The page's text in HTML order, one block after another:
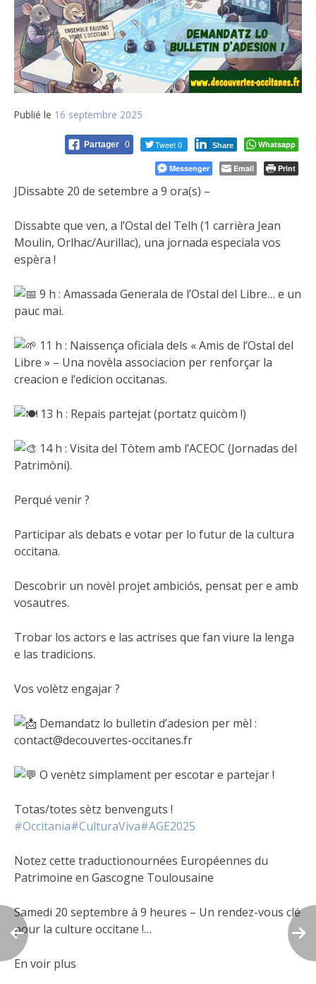
Publié le 16 septembre 2025
Partager 0 Tweet 0 Share Whatsapp
Messenger Email Print
JDissabte 20 de setembre a 9 ora(s) –
Dissabte que ven, a l’Ostal del Telh (1 carrièra Jean
Moulin, Orlhac/Aurillac), una jornada especiala vos
espèra !
9 h : Amassada Generala de l’Ostal del Libre… e un
pauc mai.
11 h : Naissença oficiala dels « Amis de l’Ostal del
Libre » – Una novèla associacion per renforçar la
creacion e l’edicion occitanas.
13 h : Repais partejat (portatz quicòm !)
14 h : Visita del Tòtem amb l’ACEOC (Jornadas del
Patrimòni).
Perqué venir ?
Participar als debats e votar per lo futur de la cultura
occitana.
Descobrir un novèl projet ambiciós, pensat per e amb
vosautres.
Trobar los actors e las actrises que fan viure la lenga
e las tradicions.
Vos volètz engajar ?
Demandatz lo bulletin d’adesion per mèl :
contact@decouvertes-occitanes.fr
O venètz simplament per escotar e partejar !
Totas/totes sètz benvenguts !
#Occitania#CulturaViva#AGE2025
Notez cette traductionournées Européennes du
Patrimoine en Gascogne Toulousaine
Samedi 20 septembre à 9 heures – Un rendez-vous clé
pour la culture occitane !…
En voir plus